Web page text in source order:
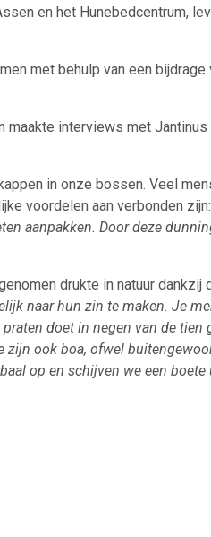
en het Hunebedcentrum,
met behulp van een bijdrage
interviews met Jantinus
in onze bossen. Veel
voordelen aan verbonden zijn:
aanpakken. Door deze
drukte in natuur dankzij
naar hun zin te maken. Je
doet in negen van de tien
zijn ook boa, ofwel
op en schijven we een